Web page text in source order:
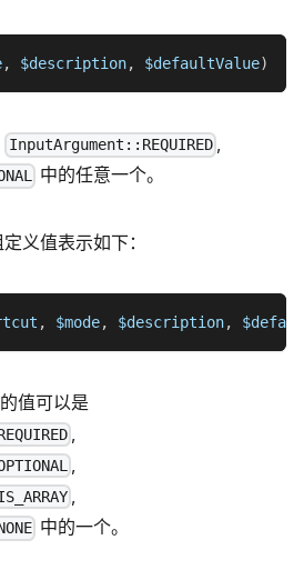
, $description, $defaultValue)
InputArgument::REQUIRED,
中的任意一个。
义值表示如下：
, $mode, $description,
的值可以是
,
中的一个。